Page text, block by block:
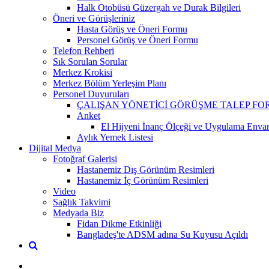
Halk Otobüsü Güzergah ve Durak Bilgileri
Öneri ve Görüşleriniz
Hasta Görüş ve Öneri Formu
Personel Görüş ve Öneri Formu
Telefon Rehberi
Sık Sorulan Sorular
Merkez Krokisi
Merkez Bölüm Yerleşim Planı
Personel Duyuruları
ÇALIŞAN YÖNETİCİ GÖRÜŞME TALEP
Anket
El Hijyeni İnanç Ölçeği ve Uygulama
Aylık Yemek Listesi
Dijital Medya
Fotoğraf Galerisi
Hastanemiz Dış Görünüm Resimleri
Hastanemiz İç Görünüm Resimleri
Video
Sağlık Takvimi
Medyada Biz
Fidan Dikme Etkinliği
Bangladeş'te ADSM adına Su Kuyusu Açıldı